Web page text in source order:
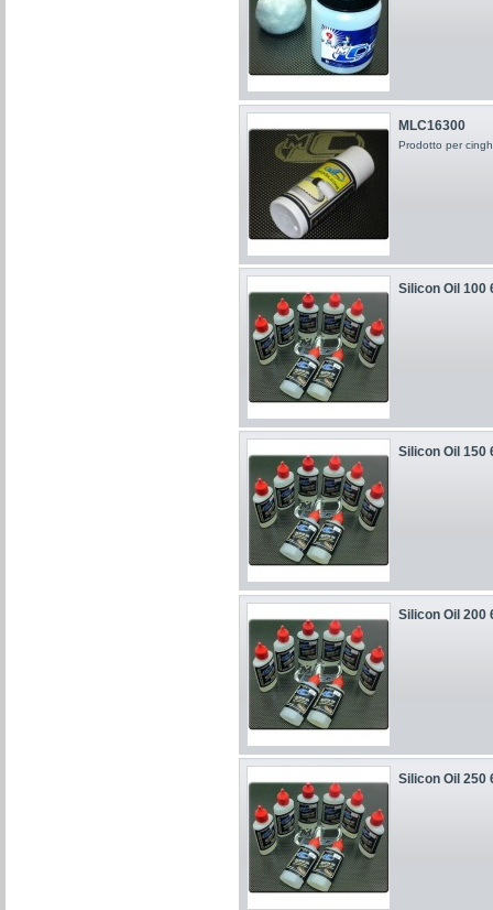
MLC16300
Prodotto per
Silicon Oil 100
Silicon Oil 150
Silicon Oil 200
Silicon Oil 250